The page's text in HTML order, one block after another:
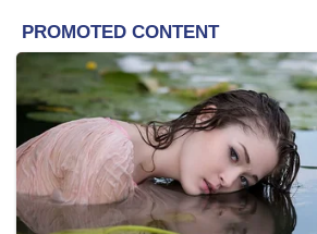
Progresif Sarawak (SPDP) empat,
pembangkang pula, DAP, memiliki
Oleh itu, tidak syak lagi, SUPP perlu
pada Pilihanraya Umum ke-14
hampir, untuk mengembalikan
parti tertua di Sarawak dalam memikul
mewakili suara kaum Cina di sini,